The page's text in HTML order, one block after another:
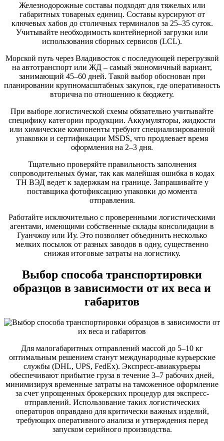
Железнодорожные составы подходят для тяжелых или
габаритных товарных единиц. Составы курсируют от
ключевых хабов до столичных терминалов за 25–35 суток.
Учитывайте необходимость контейнерной загрузки или
использования сборных сервисов (LCL).
Морской путь через Владивосток с последующей перегрузкой
на автотранспорт или ЖД – самый экономичный вариант,
занимающий 45–60 дней. Такой выбор обоснован при
планировании крупномасштабных закупок, где оперативность
вторична по отношению к бюджету.
При выборе логистической схемы обязательно учитывайте
специфику категории продукции. Аккумуляторы, жидкости
или химические компоненты требуют специализированной
упаковки и сертификации MSDS, что продлевает время
оформления на 2–3 дня.
Тщательно проверяйте правильность заполнения
сопроводительных бумаг, так как малейшая ошибка в кодах
ТН ВЭД ведет к задержкам на границе. Запрашивайте у
поставщика фотофиксацию упаковки до момента
отправления.
Работайте исключительно с проверенными логистическими
агентами, имеющими собственные склады консолидации в
Гуанчжоу или Иу. Это позволяет объединить несколько
мелких посылок от разных заводов в одну, существенно
снижая итоговые затраты на логистику.
Выбор способа транспортировки
образцов в зависимости от их веса и
габаритов
Для малогабаритных отправлений массой до 5–10 кг
оптимальным решением станут международные курьерские
службы (DHL, UPS, FedEx). Экспресс-авиакурьеры
обеспечивают прибытие груза в течение 3–7 рабочих дней,
минимизируя временные затраты на таможенное оформление
за счет упрощенных брокерских процедур для экспресс-
отправлений. Использование таких логистических
операторов оправдано для критически важных изделий,
требующих оперативного анализа и утверждения перед
запуском серийного производства.